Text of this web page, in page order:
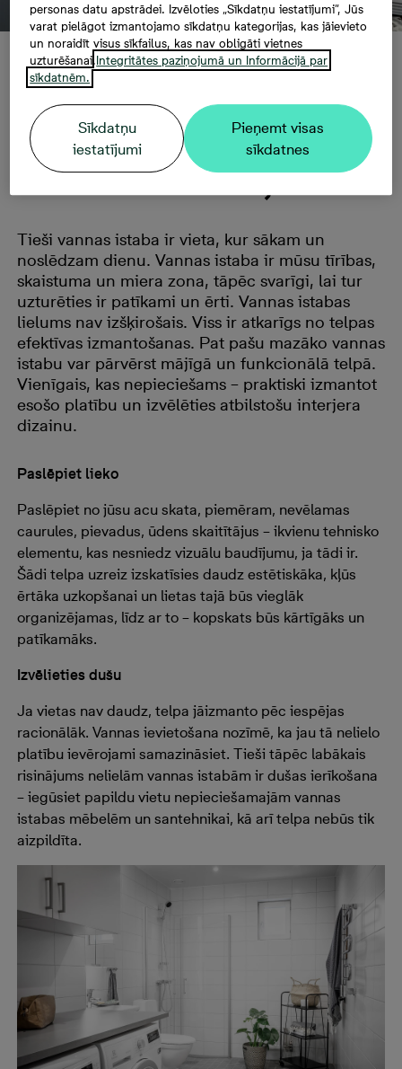
Padomi praktiskam
un mājīgam vannas
istabas iekārtojumam
Tieši vannas istaba ir vieta, kur sākam un
noslēdzam dienu. Vannas istaba ir mūsu tīrības,
skaistuma un miera zona, tāpēc svarīgi, lai tur
uzturēties ir patīkami un ērti. Vannas istabas
lielums nav izšķirošais. Viss ir atkarīgs no telpas
efektīvas izmantošanas. Pat pašu mazāko vannas
istabu var pārvērst mājīgā un funkcionālā telpā.
Vienīgais, kas nepieciešams – praktiski izmantot
esošo platību un izvēlēties atbilstošu interjera
dizainu.
Paslēpiet lieko
Paslēpiet no jūsu acu skata, piemēram, nevēlamas
caurules, pievadus, ūdens skaitītājus – ikvienu tehnisko
elementu, kas nesniedz vizuālu baudījumu, ja tādi ir.
Šādi telpa uzreiz izskatīsies daudz estētiskāka, kļūs
ērtāka uzkopšanai un lietas tajā būs vieglāk
organizējamas, līdz ar to – kopskats būs kārtīgāks un
patīkamāks.
Izvēlieties dušu
Ja vietas nav daudz, telpa jāizmanto pēc iespējas
racionālāk. Vannas ievietošana nozīmē, ka jau tā nelielo
platību ievērojami samazināsiet. Tieši tāpēc labākais
risinājums nelielām vannas istabām ir dušas ierīkošana
– iegūsiet papildu vietu nepieciešamajām vannas
istabas mēbelēm un santehnikai, kā arī telpa nebūs tik
aizpildīta.
personas datu apstrādei. Izvēloties „Sīkdatņu iestatījumi”, Jūs
varat pielāgot izmantojamo sīkdatņu kategorijas, kas jāievieto
un noraidīt visus sīkfailus, kas nav obligāti vietnes
uzturēšanai.Integritātes paziņojumā un Informācijā par
sīkdatnēm.
Sīkdatņu
iestatījumi
Pieņemt visas
sīkdatnes